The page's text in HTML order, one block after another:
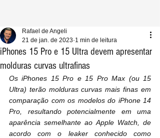
iPhones 15 Pro e 15 Ultra devem apresentar
molduras curvas ultrafinas
Rafael de Angeli
21 de jan. de 2023 1 min de leitura
Os iPhones 15 Pro e 15 Pro Max (ou 15
Ultra) terão molduras curvas mais finas em
comparação com os modelos do iPhone 14
Pro, resultando potencialmente em uma
aparência semelhante ao Apple Watch, de
acordo com o leaker conhecido como